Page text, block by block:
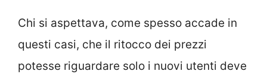
Chi si aspettava, come spesso accade in
questi casi, che il ritocco dei prezzi
potesse riguardare solo i nuovi utenti deve